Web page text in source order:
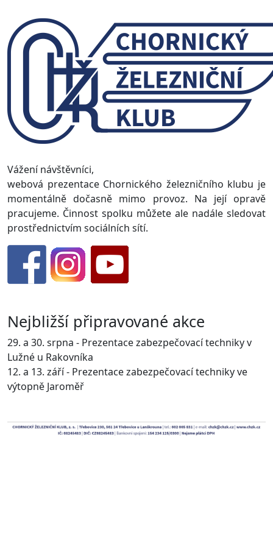
Vážení návštěvníci,
webová prezentace Chornického železničního klubu je
momentálně dočasně mimo provoz. Na její opravě
pracujeme. Činnost spolku můžete ale nadále sledovat
prostřednictvím sociálních sítí.
Nejbližší připravované akce
29. a 30. srpna - Prezentace zabezpečovací techniky v
Lužné u Rakovníka
12. a 13. září - Prezentace zabezpečovací techniky ve
výtopně Jaroměř